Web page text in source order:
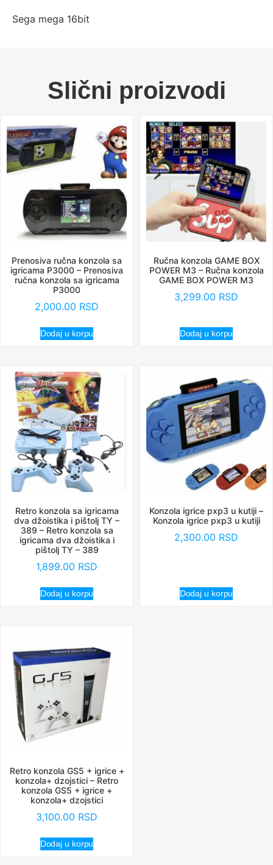
Sega mega 16bit
Slični proizvodi
Prenosiva ručna konzola sa
igricama P3000 – Prenosiva
ručna konzola sa igricama
P3000
2,000.00 RSD
Dodaj u korpu
Ručna konzola GAME BOX
POWER M3 – Ručna konzola
GAME BOX POWER M3
3,299.00 RSD
Dodaj u korpu
Retro konzola sa igricama
dva džoistika i pištolj TY –
389 – Retro konzola sa
igricama dva džoistika i
pištolj TY – 389
1,899.00 RSD
Dodaj u korpu
Konzola igrice pxp3 u kutiji –
Konzola igrice pxp3 u kutiji
2,300.00 RSD
Dodaj u korpu
Retro konzola GS5 + igrice +
konzola+ dzojstici – Retro
konzola GS5 + igrice +
konzola+ dzojstici
3,100.00 RSD
Dodaj u korpu